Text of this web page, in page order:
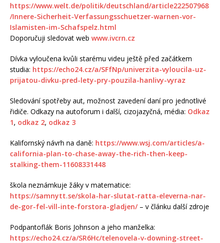
https://www.welt.de/politik/deutschland/article222507968
/Innere-Sicherheit-Verfassungsschuetzer-warnen-vor-
Islamisten-im-Schafspelz.html
Doporučuji sledovat web www.ivcrn.cz
Dívka vyloučena kvůli starému videu ještě před začátkem
studia: https://echo24.cz/a/SFfNp/univerzita-vyloucila-uz-
prijatou-divku-pred-lety-pry-pouzila-hanlivy-vyraz
Sledování spotřeby aut, možnost zavedení daní pro jednotlivé
řidiče. Odkazy na autoforum i další, cizojazyčná, média: Odkaz
1, odkaz 2, odkaz 3
Kalifornský návrh na daně: https://www.wsj.com/articles/a-
california-plan-to-chase-away-the-rich-then-keep-
stalking-them-11608331448
škola neznámkuje žáky v matematice:
https://samnytt.se/skola-har-slutat-ratta-eleverna-nar-
de-gor-fel-vill-inte-forstora-gladjen/– v článku další zdroje
Podpantoflák Boris Johnson a jeho manželka:
https://echo24.cz/a/SR6Hc/telenovela-v-downing-street-